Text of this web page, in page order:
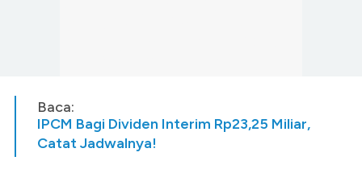
Baca:
IPCM Bagi Dividen Interim Rp23,25 Miliar,
Catat Jadwalnya!